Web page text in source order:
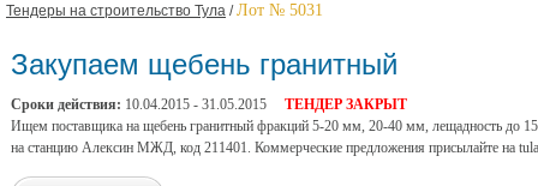
Тендеры на строительство Тула /Лот № 5031
Закупаем щебень гранитный
Сроки действия: 10.04.2015 - 31.05.2015
ТЕНДЕР ЗАКРЫТ
Ищем поставщика на щебень гранитный фракций 5-20 мм, 20-40 мм, лещадность до
на станцию Алексин МЖД, код 211401. Коммерческие предложения присылайте на